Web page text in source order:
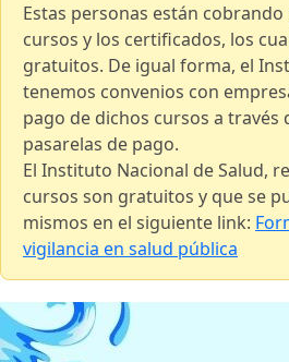
Estas personas están
cursos y los certificados, los
gratuitos. De igual forma, el
tenemos convenios con
pago de dichos cursos a través
pasarelas de pago.
El Instituto Nacional de Salud,
cursos son gratuitos y que se
mismos en el siguiente link:
vigilancia en salud pública